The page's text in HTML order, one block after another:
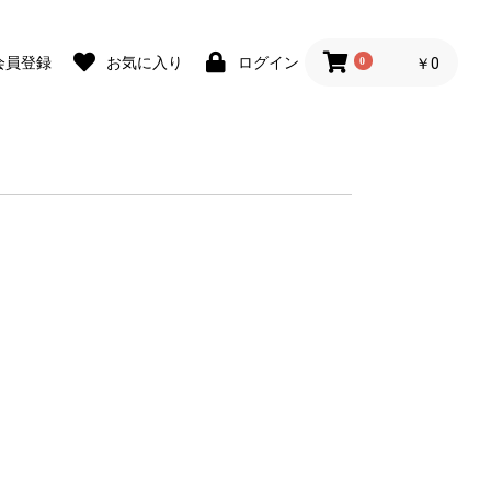
員登録 お気に入り ログイン 0 ￥0